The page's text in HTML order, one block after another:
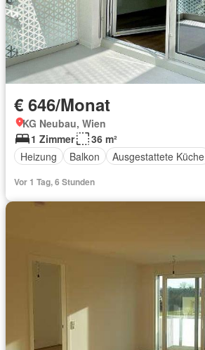
€ 646/Monat
KG Neubau, Wien
1 Zimmer
36 m²
Heizung
Balkon Ausgestattete Küche
Vor 1 Tag, 6 Stunden